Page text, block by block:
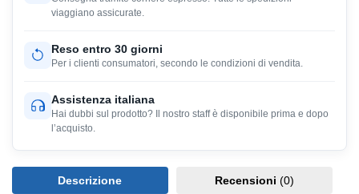
viaggiano assicurate.
Reso entro 30 giorni
Per i clienti consumatori, secondo le condizioni di vendita.
Assistenza italiana
Hai dubbi sul prodotto? Il nostro staff è disponibile prima e dopo
l’acquisto.
Descrizione Recensioni (0)